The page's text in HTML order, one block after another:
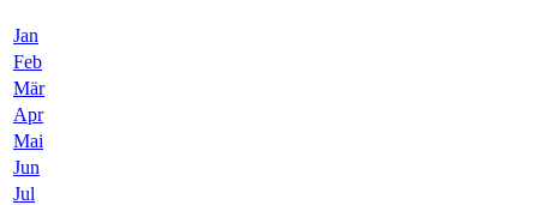
Jan
Feb
Mär
Apr
Mai
Jun
Jul